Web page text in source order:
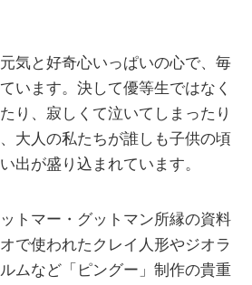
気と好奇心いっぱいの心で、毎
います。決して優等生ではなく
り、寂しくて泣いてしまったり
大人の私たちが誰しも子供の頃
出が盛り込まれています。
トマー・グットマン所縁の資料
で使われたクレイ人形やジオラ
ムなど「ピングー」制作の貴重